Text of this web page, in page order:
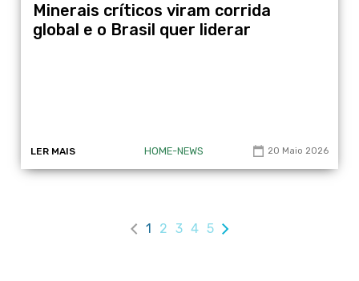
Minerais críticos viram corrida
global e o Brasil quer liderar
LER MAIS HOME-NEWS 20 Maio 2026
1 2 3 4 5